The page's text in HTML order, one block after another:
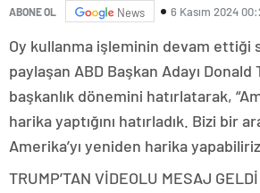
ABONE OL News 6 Kasım 2024
Oy kullanma işleminin devam ettiği
paylaşan ABD Başkan Adayı
başkanlık dönemini hatırlatarak,
harika yaptığını hatırladık. Bizi bir
Amerika’yı yeniden harika
TRUMP’TAN VİDEOLU MESAJ GELDİ